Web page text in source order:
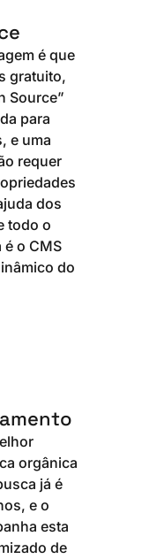
é que
gratuito,
Source”
para
e uma
requer
dos
todo o
é o CMS
do
orgânica
já é
e o
esta
de